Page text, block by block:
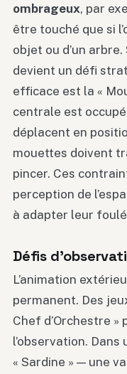
ombrageux, par
être touché que si
objet ou d’un
devient un défi
efficace est la «
centrale est
déplacent en
mouettes doivent
pincer. Ces
perception de
à adapter leur
Défis
L’animation
permanent. Des
Chef d’Orchestre
l’observation.
« Sardine » — une